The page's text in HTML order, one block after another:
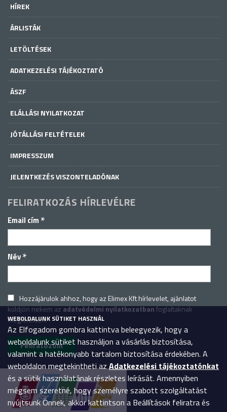
HÍREK
ÁRLISTÁK
LETÖLTÉSEK
ADATKEZELÉSI TÁJÉKOZTATÓ
ÁSZF
ELÁLLÁSI NYILATKOZAT
JÓTÁLLÁSI FELTÉTELEK
IMPRESSZUM
JELENTKEZÉS VISZONTELADÓNAK
FELIRATKOZÁS HÍRLEVÉLRE
Email cím *
Név*
Hozzájárulok ahhoz, hogy az Elimex Kft hírlevelet, ajánlatot
küldjön nekem azadatvédelmi nyilatkozatbanfoglaltaknak
megfelelően.
WEBOLDALUNK SÜTIKET HASZNÁL
Az Elfogadom gombra kattintva beleegyezik, hogy a
weboldalunk sütiket használjon a vásárlás biztosítása,
valamint a hatékonyabb tartalom biztosítása érdekében. A
weboldalon megtekintheti azAdatkezelési tájékoztatónkat
és a sütik használatának részletes leírását. Amennyiben
mégsem szeretné, hogy személyre szabott szolgáltatást
nyújtsunk Önnek, akkor kattintson a Beállítások feliratra és